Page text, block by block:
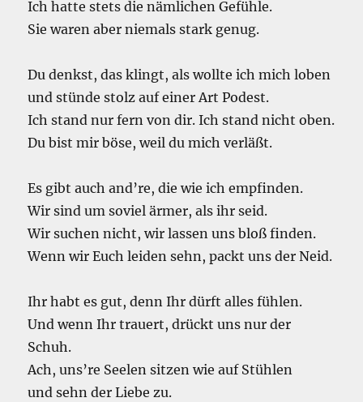
Ich hatte stets die nämlichen Gefühle.
Sie waren aber niemals stark genug.
Du denkst, das klingt, als wollte ich mich loben
und stünde stolz auf einer Art Podest.
Ich stand nur fern von dir. Ich stand nicht oben.
Du bist mir böse, weil du mich verläßt.
Es gibt auch and’re, die wie ich empfinden.
Wir sind um soviel ärmer, als ihr seid.
Wir suchen nicht, wir lassen uns bloß finden.
Wenn wir Euch leiden sehn, packt uns der Neid.
Ihr habt es gut, denn Ihr dürft alles fühlen.
Und wenn Ihr trauert, drückt uns nur der
Schuh.
Ach, uns’re Seelen sitzen wie auf Stühlen
und sehn der Liebe zu.